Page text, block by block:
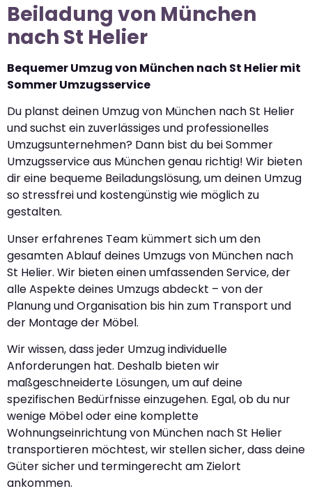
Beiladung von München
nach St Helier
Bequemer Umzug von München nach St Helier mit
Sommer Umzugsservice
Du planst deinen Umzug von München nach St Helier
und suchst ein zuverlässiges und professionelles
Umzugsunternehmen? Dann bist du bei Sommer
Umzugsservice aus München genau richtig! Wir bieten
dir eine bequeme Beiladungslösung, um deinen Umzug
so stressfrei und kostengünstig wie möglich zu
gestalten.
Unser erfahrenes Team kümmert sich um den
gesamten Ablauf deines Umzugs von München nach
St Helier. Wir bieten einen umfassenden Service, der
alle Aspekte deines Umzugs abdeckt – von der
Planung und Organisation bis hin zum Transport und
der Montage der Möbel.
Wir wissen, dass jeder Umzug individuelle
Anforderungen hat. Deshalb bieten wir
maßgeschneiderte Lösungen, um auf deine
spezifischen Bedürfnisse einzugehen. Egal, ob du nur
wenige Möbel oder eine komplette
Wohnungseinrichtung von München nach St Helier
transportieren möchtest, wir stellen sicher, dass deine
Güter sicher und termingerecht am Zielort
ankommen.